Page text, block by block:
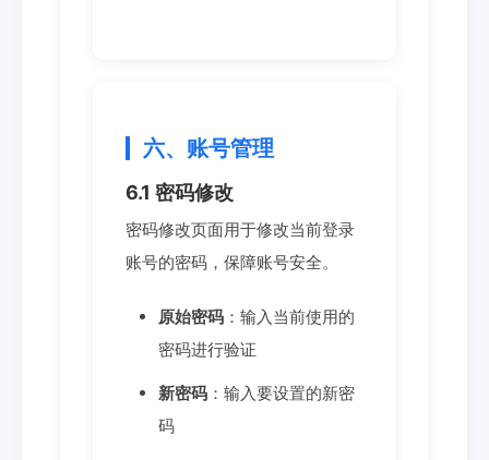
六、账号管理
6.1 密码修改
密码修改页面用于修改当前登录
账号的密码，保障账号安全。
原始密码 ：输入当前使用的
密码进行验证
新密码 ：输入要设置的新密
码